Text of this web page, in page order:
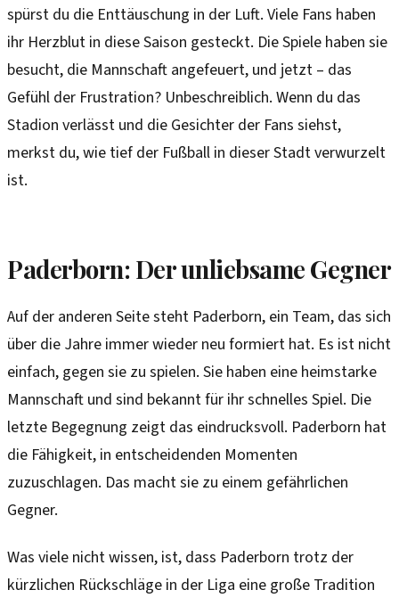
spürst du die Enttäuschung in der Luft. Viele Fans haben
ihr Herzblut in diese Saison gesteckt. Die Spiele haben sie
besucht, die Mannschaft angefeuert, und jetzt – das
Gefühl der Frustration? Unbeschreiblich. Wenn du das
Stadion verlässt und die Gesichter der Fans siehst,
merkst du, wie tief der Fußball in dieser Stadt verwurzelt
ist.
Paderborn: Der unliebsame Gegner
Auf der anderen Seite steht Paderborn, ein Team, das sich
über die Jahre immer wieder neu formiert hat. Es ist nicht
einfach, gegen sie zu spielen. Sie haben eine heimstarke
Mannschaft und sind bekannt für ihr schnelles Spiel. Die
letzte Begegnung zeigt das eindrucksvoll. Paderborn hat
die Fähigkeit, in entscheidenden Momenten
zuzuschlagen. Das macht sie zu einem gefährlichen
Gegner.
Was viele nicht wissen, ist, dass Paderborn trotz der
kürzlichen Rückschläge in der Liga eine große Tradition